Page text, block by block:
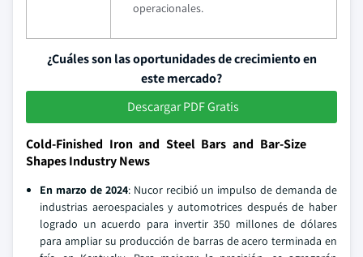
operacionales.
¿Cuáles son las oportunidades de crecimiento en
este mercado?
Descargar PDF Gratis
Cold-Finished Iron and Steel Bars and Bar-Size
Shapes Industry News
En marzo de 2024: Nucor recibió un impulso de demanda de
industrias aeroespaciales y automotrices después de haber
logrado un acuerdo para invertir 350 millones de dólares
para ampliar su producción de barras de acero terminada en